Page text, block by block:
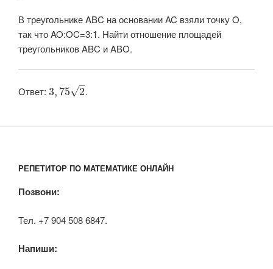
В треугольнике ABC на основании AC взяли точку O,
так что AO:OC=3:1. Найти отношение площадей
треугольников ABC и ABO.
Ответ: 3, 75 2
–
√ .
РЕПЕТИТОР ПО МАТЕМАТИКЕ ОНЛАЙН
Позвони:
Тел. +7 904 508 6847.
Напиши: